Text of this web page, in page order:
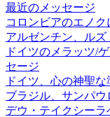
最近のメッセージ
コロンビアのエノ
アルゼンチン、ル
ドイツのメラッツ/
セージ
ドイツ、心の神聖
ブラジル、サンパ
デウ・テイクシー